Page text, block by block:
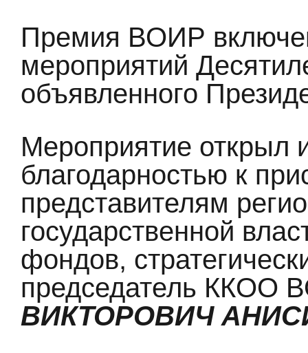
Премия ВОИР
мероприятий
объявленного
Мероприятие открыл
благодарностью к
представителям
государственной
фондов,
председатель ККОО
ВИКТОРОВИЧ